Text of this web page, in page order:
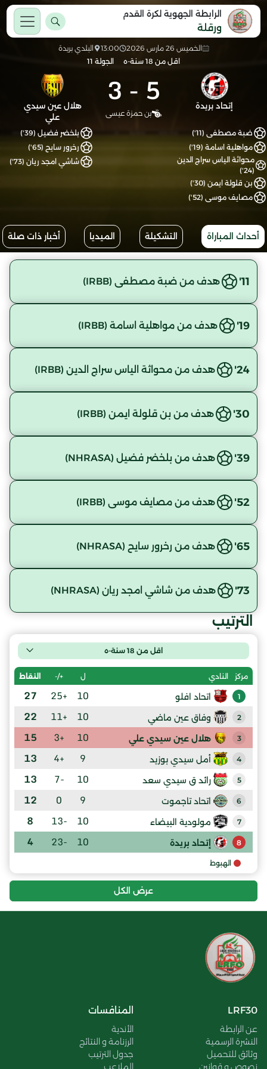
الرابطة الجهوية لكرة القدم
ورقلة
الخميس 26 مارس 2026 13:00
البلدي بريدة
اقل من 18 سنة-ه
الجولة 11
إتحاد بريدة 5
-
3
بن حمزة عيسى
هلال عين سيدي
علي
ضبة مصطفى (11')
مواهلية اسامة (19')
محواثة الياس سراج الدين
(24')
بن قلولة ايمن (30')
مصايف موسى (52')
بلخضر فضيل (39')
رخرور سايح (65')
شاشي امجد ريان (73')
أحداث المباراة التشكيلة الميديا أخبار ذات صلة
11' هدف من ضبة مصطفى (IRBB)
19' هدف من مواهلية اسامة (IRBB)
24' هدف من محواثة الياس سراج الدين (IRBB)
30' هدف من بن قلولة ايمن (IRBB)
39' هدف من بلخضر فضيل (NHRASA)
52' هدف من مصايف موسى (IRBB)
65' هدف من رخرور سايح (NHRASA)
73' هدف من شاشي امجد ريان (NHRASA)
الترتيب
اقل من 18 سنة-ه
مركز النادي ل +/- النقاط
1 اتحاد افلو 10
+25
27
2 وفاق عين ماضي 10
+11
22
3 هلال عين سيدي علي 10
+3
15
4 أمل سيدي بوزيد 9
+4
13
5 رائد ق سيدي سعد 10
-7
13
6 اتحاد تاجموت 9
0
12
7 مولودية البيضاء 10
-13
8
8 إتحاد بريدة 10
-23
4
الهبوط
عرض الكل
LRF30
عن الرابطة
النشرة الرسمية
وثائق للتحميل
نصوص و قوانين
المنافسات
الأندية
الرزنامة و النتائج
جدول الترتيب
الملاعب